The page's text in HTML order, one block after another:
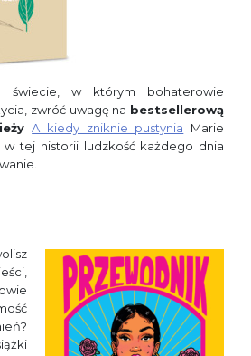
świecie, w którym bohaterowie
zwróć uwagę na bestsellerową
A kiedy zniknie pustynia Marie
w tej historii ludzkość każdego dnia